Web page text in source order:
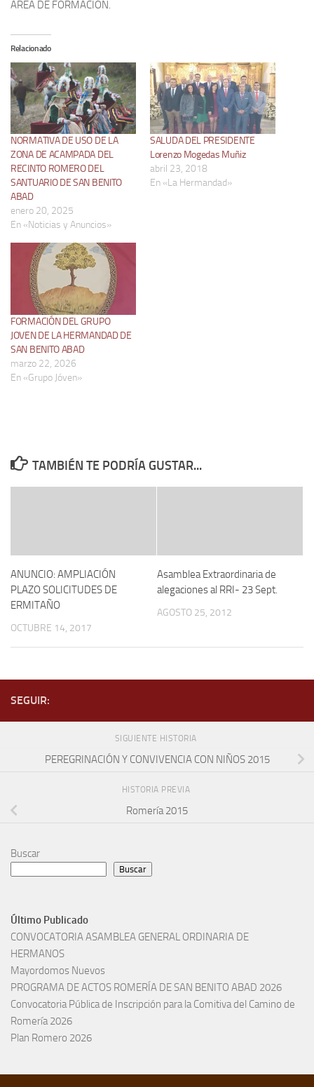
AREA DE FORMACIÓN.
Relacionado
NORMATIVA DE USO DE LA
ZONA DE ACAMPADA DEL
RECINTO ROMERO DEL
SANTUARIO DE SAN BENITO
ABAD
enero 20, 2025
En «Noticias y Anuncios»
SALUDA DEL PRESIDENTE
Lorenzo Mogedas Muñiz
abril 23, 2018
En «La Hermandad»
FORMACIÓN DEL GRUPO
JOVEN DE LA HERMANDAD DE
SAN BENITO ABAD
marzo 22, 2026
En «Grupo Jóven»
TAMBIÉN TE PODRÍA GUSTAR...
ANUNCIO: AMPLIACIÓN
PLAZO SOLICITUDES DE
ERMITAÑO
OCTUBRE 14, 2017
Asamblea Extraordinaria de
alegaciones al RRI- 23 Sept.
AGOSTO 25, 2012
SEGUIR:
SIGUIENTE HISTORIA
PEREGRINACIÓN Y CONVIVENCIA CON NIÑOS 2015
HISTORIA PREVIA
Romería 2015
Buscar
Buscar
Último Publicado
CONVOCATORIA ASAMBLEA GENERAL ORDINARIA DE
HERMANOS
Mayordomos Nuevos
PROGRAMA DE ACTOS ROMERÍA DE SAN BENITO ABAD 2026
Convocatoria Pública de Inscripción para la Comitiva del Camino de
Romería 2026
Plan Romero 2026